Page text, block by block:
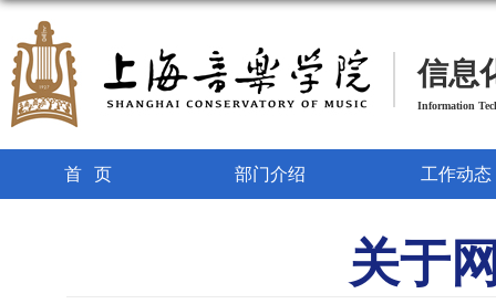
信息
Information
首页 部门介绍 工作动态
关于